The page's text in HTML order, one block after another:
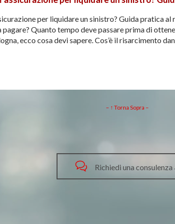
per liquidare un sinistro? Guida pratica
pagare? Quanto tempo deve passare prima di
ecco cosa devi sapere. Cos’è il risarcimento
– ↑ Torna Sopra –
 Richiedi una